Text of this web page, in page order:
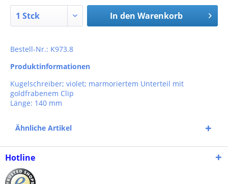
In den Warenkorb
Bestell-Nr.: K973.8
Produktinformationen
Kugelschreiber; violet; marmoriertem Unterteil mit
goldfrabenem Clip
Länge: 140 mm
Ähnliche Artikel
Hotline